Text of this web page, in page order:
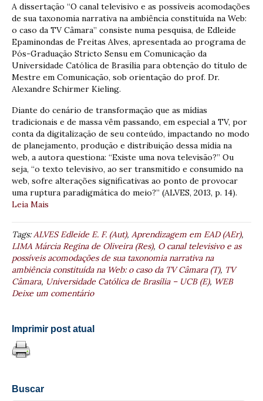
A dissertação “O canal televisivo e as possíveis acomodações
de sua taxonomia narrativa na ambiência constituída na Web:
o caso da TV Câmara” consiste numa pesquisa, de Edleide
Epaminondas de Freitas Alves, apresentada ao programa de
Pós-Graduação Stricto Sensu em Comunicação da
Universidade Católica de Brasília para obtenção do título de
Mestre em Comunicação, sob orientação do prof. Dr.
Alexandre Schirmer Kieling.
Diante do cenário de transformação que as mídias
tradicionais e de massa vêm passando, em especial a TV, por
conta da digitalização de seu conteúdo, impactando no modo
de planejamento, produção e distribuição dessa mídia na
web, a autora questiona: “Existe uma nova televisão?” Ou
seja, “o texto televisivo, ao ser transmitido e consumido na
web, sofre alterações significativas ao ponto de provocar
uma ruptura paradigmática do meio?” (ALVES, 2013, p. 14).
Leia Mais
Tags:ALVES Edleide E. F. (Aut), Aprendizagem em EAD (AEr),
LIMA Márcia Regina de Oliveira (Res), O canal televisivo e as
possíveis acomodações de sua taxonomia narrativa na
ambiência constituída na Web: o caso da TV Câmara (T), TV
Câmara, Universidade Católica de Brasília – UCB (E), WEB
Deixe um comentário
Imprimir post atual
Buscar